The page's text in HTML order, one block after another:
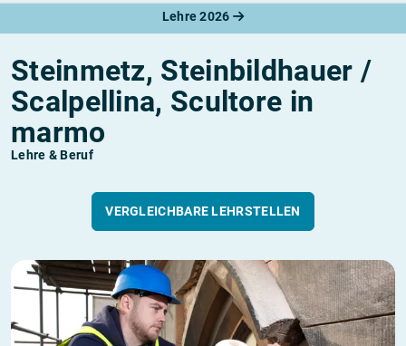
Lehre 2026
Steinmetz, Steinbildhauer /
Scalpellina, Scultore in
marmo
Lehre & Beruf
VERGLEICHBARE LEHRSTELLEN